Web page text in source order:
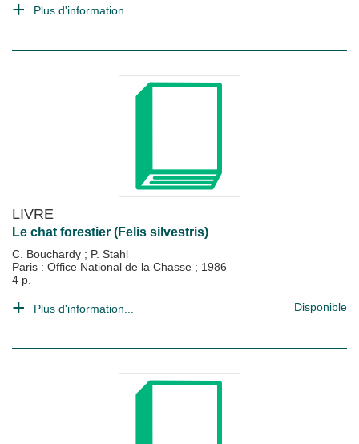
Plus d'information...
LIVRE
Le chat forestier (Felis silvestris)
C. Bouchardy ; P. Stahl
Paris : Office National de la Chasse ; 1986
4 p.
Plus d'information... Disponible